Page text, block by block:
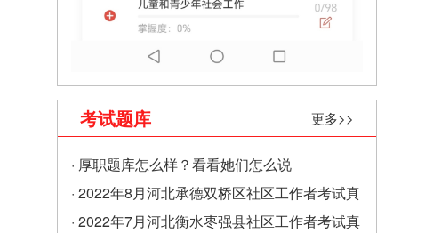
考试题库 更多>>
· 厚职题库怎么样？看看她们怎么说
· 2022年8月河北承德双桥区社区工作者考试真
题及答案（精选）
· 2022年7月河北衡水枣强县社区工作者考试真